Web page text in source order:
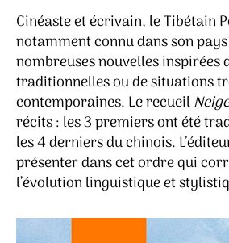
Cinéaste et écrivain, le Tibétain
notamment connu dans son
nombreuses nouvelles inspirées
traditionnelles ou de situations
contemporaines. Le recueilNeige
récits : les 3 premiers ont été
les 4 derniers du chinois.
présenter dans cet ordre qui
l’évolution linguistique et